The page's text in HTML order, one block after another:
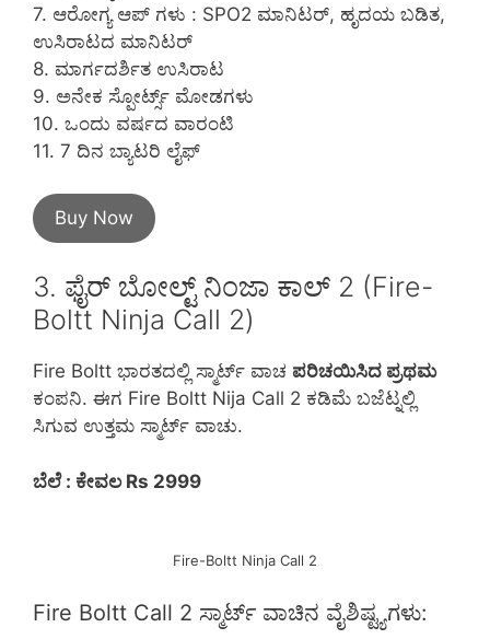
7. ಆರೋಗ್ಯ ಆಪ್ ಗಳು : SPO2 ಮಾನಿಟರ್, ಹೃದಯ ಬಡಿತ,
ಉಸಿರಾಟದ ಮಾನಿಟರ್
8. ಮಾರ್ಗದರ್ಶಿತ ಉಸಿರಾಟ
9. ಅನೇಕ ಸ್ಪೋರ್ಟ್ಸ್ ಮೋಡಗಳು
10. ಒಂದು ವರ್ಷದ ವಾರಂಟಿ
11. 7 ದಿನ ಬ್ಯಾಟರಿ ಲೈಫ್
Buy Now
3. ಫೈರ್ ಬೋಲ್ಟ್ ನಿಂಜಾ ಕಾಲ್ 2 (Fire-
Boltt Ninja Call 2)
Fire Boltt ಭಾರತದಲ್ಲಿ ಸ್ಮಾರ್ಟ್ ವಾಚ ಪರಿಚಯಿಸಿದ ಪ್ರಥಮ
ಕಂಪನಿ. ಈಗ Fire Boltt Nija Call 2 ಕಡಿಮೆ ಬಜೆಟ್ನಲ್ಲಿ
ಸಿಗುವ ಉತ್ತಮ ಸ್ಮಾರ್ಟ್ ವಾಚು.
ಬೆಲೆ : ಕೇವಲ Rs 2999
Fire-Boltt Ninja Call 2
Fire Boltt Call 2 ಸ್ಮಾರ್ಟ್ ವಾಚಿನ ವೈಶಿಷ್ಟ್ಯಗಳು: